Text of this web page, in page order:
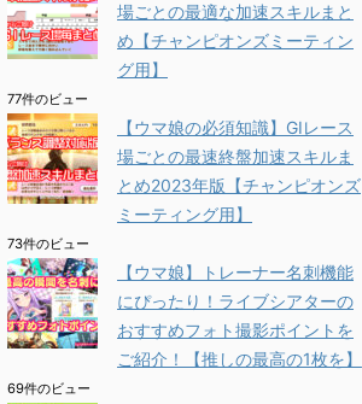
場ごとの最適な加速スキルまと
め【チャンピオンズミーティン
グ用】
77件のビュー
【ウマ娘の必須知識】GⅠレース
場ごとの最速終盤加速スキルま
とめ2023年版【チャンピオンズ
ミーティング用】
73件のビュー
【ウマ娘】トレーナー名刺機能
にぴったり！ライブシアターの
おすすめフォト撮影ポイントを
ご紹介！【推しの最高の1枚を】
69件のビュー